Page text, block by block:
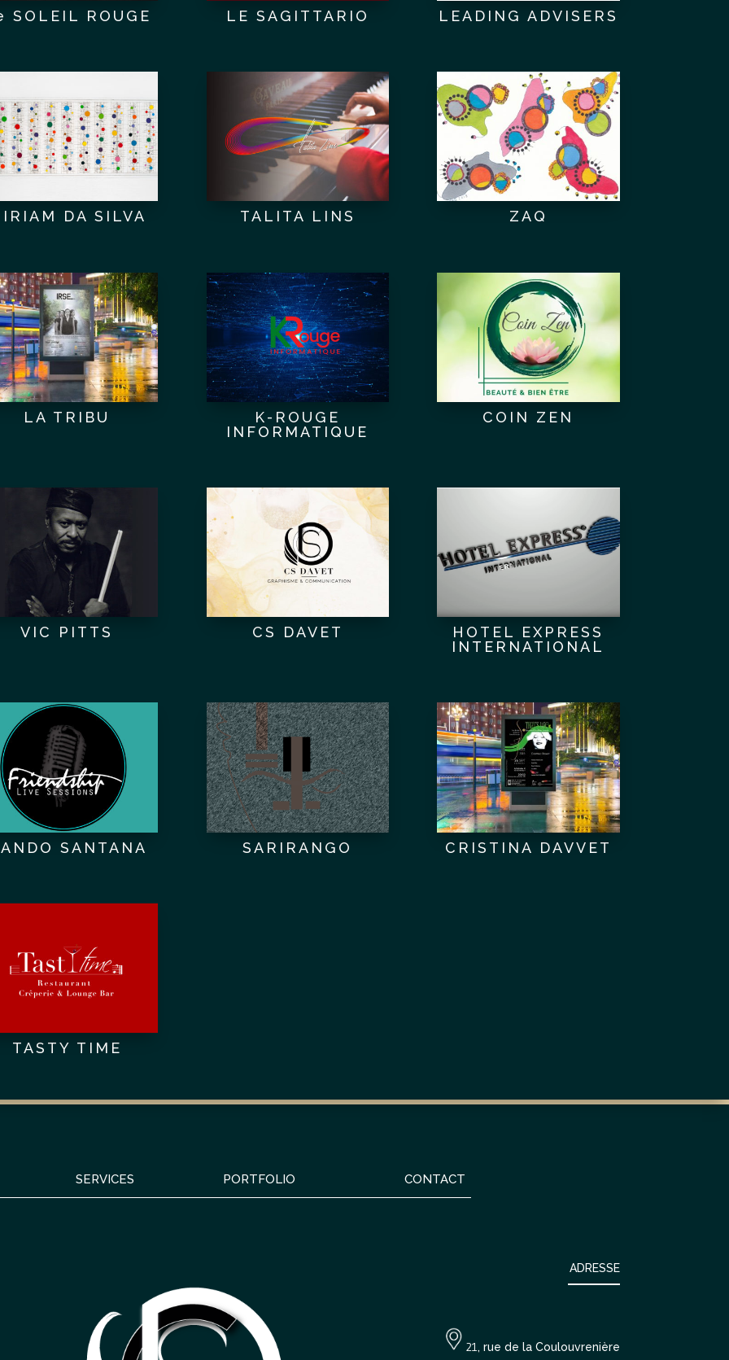
SOLEIL ROUGE LE SAGITTARIO LEADING ADVISERS
DA SILVA TALITA LINS ZAQ
LA TRIBU
K-ROUGE
INFORMATIQUE
COIN ZEN
VIC PITTS CS DAVET
HOTEL EXPRESS
INTERNATIONAL
SANTANA SARIRANGO CRISTINA DAVVET
TASTY TIME
SERVICES PORTFOLIO CONTACT
ADRESSE
21, rue de la Coulouvrenière